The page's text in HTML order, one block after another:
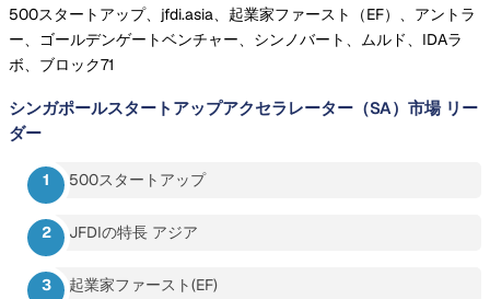
500スタートアップ、jfdi.asia、起業家ファースト（EF）、アントラ
ー、ゴールデンゲートベンチャー、シンノバート、ムルド、IDAラ
ボ、ブロック71
シンガポールスタートアップアクセラレーター（SA）市場 リー
ダー
500スタートアップ
JFDIの特長 アジア
起業家ファースト(EF)